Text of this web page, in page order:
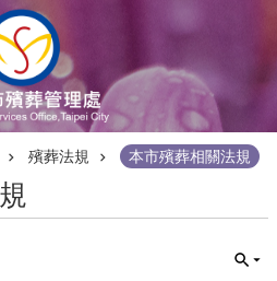
殯葬法規 本市殯葬相關法規